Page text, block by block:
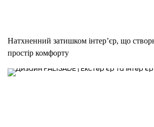
Натхненний затишком інтер’єр, що
простір комфорту